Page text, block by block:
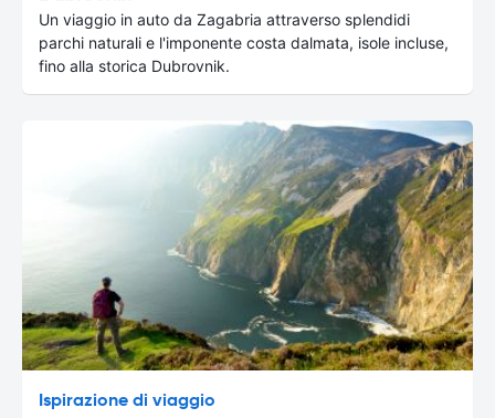
Un viaggio in auto da Zagabria attraverso splendidi
parchi naturali e l'imponente costa dalmata, isole incluse,
fino alla storica Dubrovnik.
Ispirazione di viaggio